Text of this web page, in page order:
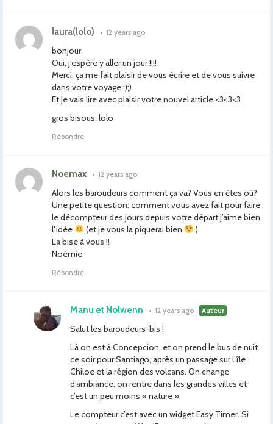
laura(lolo) • 12 years ago
bonjour,
Oui, j’espère y aller un jour !!!!
Merci, ça me fait plaisir de vous écrire et de vous suivre
dans votre voyage :);)
Et je vais lire avec plaisir votre nouvel article <3<3<3
gros bisous: lolo
Répondre
Noemax • 12 years ago
Alors les baroudeurs comment ça va? Vous en êtes où?
Une petite question: comment vous avez fait pour faire
le décompteur des jours depuis votre départ j’aime bien
l’idée
(et je vous la piquerai bien
)
La bise à vous !!
Noémie
Répondre
Manu et Nolwenn • 12 years ago Auteur
Salut les baroudeurs-bis !
Là on est à Concepcion, et on prend le bus de nuit
ce soir pour Santiago, après un passage sur l’île
Chiloe et la région des volcans. On change
d’ambiance, on rentre dans les grandes villes et
c’est un peu moins « nature ».
Le compteur c’est avec un widget Easy Timer. Si